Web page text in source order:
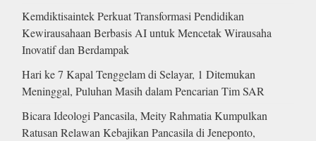
Kemdiktisaintek Perkuat Transformasi Pendidikan
Kewirausahaan Berbasis AI untuk Mencetak Wirausaha
Inovatif dan Berdampak
Hari ke 7 Kapal Tenggelam di Selayar, 1 Ditemukan
Meninggal, Puluhan Masih dalam Pencarian Tim SAR
Bicara Ideologi Pancasila, Meity Rahmatia Kumpulkan
Ratusan Relawan Kebajikan Pancasila di Jeneponto,